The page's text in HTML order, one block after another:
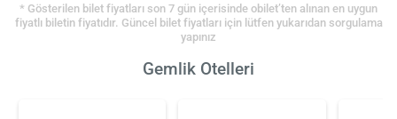
* Gösterilen bilet fiyatları son 7 gün içerisinde obilet’ten alınan en uygun
fiyatlı biletin fiyatıdır. Güncel bilet fiyatları için lütfen yukarıdan sorgulama
yapınız
Gemlik Otelleri